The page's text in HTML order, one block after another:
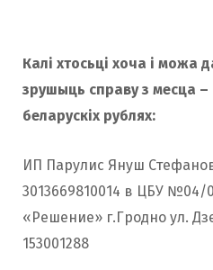
Калі хтосьці хоча i можа
зрушыць справу з месца –
беларускiх рублях:
ИП Парулис Януш
3013669810014 в ЦБУ №04/
«Решение» г.Гродно ул.
153001288